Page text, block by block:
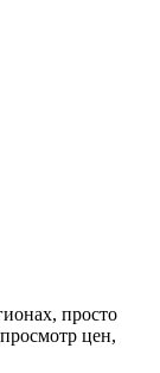
просто
цен,